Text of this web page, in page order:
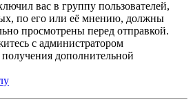
вас в группу пользователей,
по его или её мнению, должны
просмотрены перед отправкой.
с администратором
дополнительной